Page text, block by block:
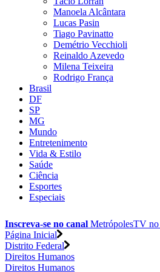
Manoela Alcântara
Lucas Pasin
Tiago Pavinatto
Demétrio Vecchioli
Reinaldo Azevedo
Milena Teixeira
Rodrigo França
Brasil
DF
SP
MG
Mundo
Entretenimento
Vida & Estilo
Saúde
Ciência
Esportes
Especiais
Inscreva-se no canal MetrópolesTV no
Página Inicial
Distrito Federal
Direitos Humanos
Direitos Humanos